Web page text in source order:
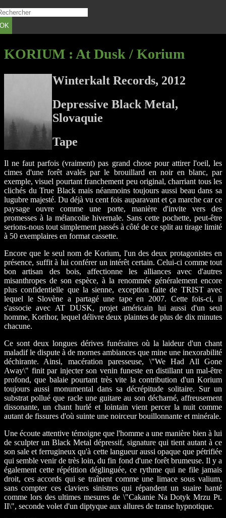
OK
KORIUM : At Dusk / Korium
Winterkalt Records, 2012
Depressive Black Metal,
Slovaquie
Tape
Il ne faut parfois (vraiment) pas grand chose pour attirer l'oeil, les
cimes d'une forêt avalés par le brouillard en noir en blanc, par
exemple, visuel pourtant franchement peu original, charriant tous les
clichés du True Black mais néanmoins toujours aussi beau dans sa
lugubre majesté. Du déjà vu cent fois auparavant et ça marche car ce
paysage ouvre comme une porte, manière d'invite vers des
promesses à la mélancolie hivernale. Sans cette pochette, peut-être
serions-nous tout simplement passés à côté de ce split au tirage limité
à 50 exemplaires en format cassette.
Encore que le seul nom de Korium, l'un des deux protagonistes en
présence, suffit à lui conférer un intérêt certain. Celui-ci comme tout
bon artisan des bois, affectionne les alliances avec d'autres
misanthropes de son espèce, à la renommée généralement encore
plus confidentielle que la sienne, exception faite de TRIST avec
lequel le Slovène a partagé une tape en 2007. Cette fois-ci, il
s'associe avec AT DUSK, projet américain lui aussi d'un seul
homme, Korihor, lequel délivre deux plaintes de plus de dix minutes
chacune.
Ce sont deux longues dérives funéraires où la laideur d'un chant
maladif le dispute à de mornes ambiances que mine une inexorabilité
déchirante. Ainsi, macération paresseuse, \"We Had All Gone
Away\" finit par injecter son venin funeste en distillant un mal-être
profond, que balaie pourtant très vite la contribution d'un Korium
toujours aussi monumental dans sa décrépitude solitaire. Sur un
substrat pollué que racle une guitare au son décharné, affreusement
dissonante, un chant hurlé et lointain vient percer la nuit comme
autant de fissures d'où suinte une noirceur bouillonnante et minérale.
Une écoute attentive témoigne que l'homme a une manière bien à lui
de sculpter un Black Metal dépressif, signature qui tient autant à ce
son sale et ferrugineux qu'à cette langueur aussi opaque que pétrifiée
qui semble venir de très loin, du fin fond d'une forêt brumeuse. Il y a
également cette répétition déglinguée, ce rythme qui ne file jamais
droit, ces accords qui se traînent comme une limace sous valium,
sans compter ces claviers sinistres qui répandent un suaire hanté
comme lors des ultimes mesures de \"Cakanie Na Dotyk Mrzu Pt.
II\", seconde volet d'un diptyque aux allures de transe hypnotique.